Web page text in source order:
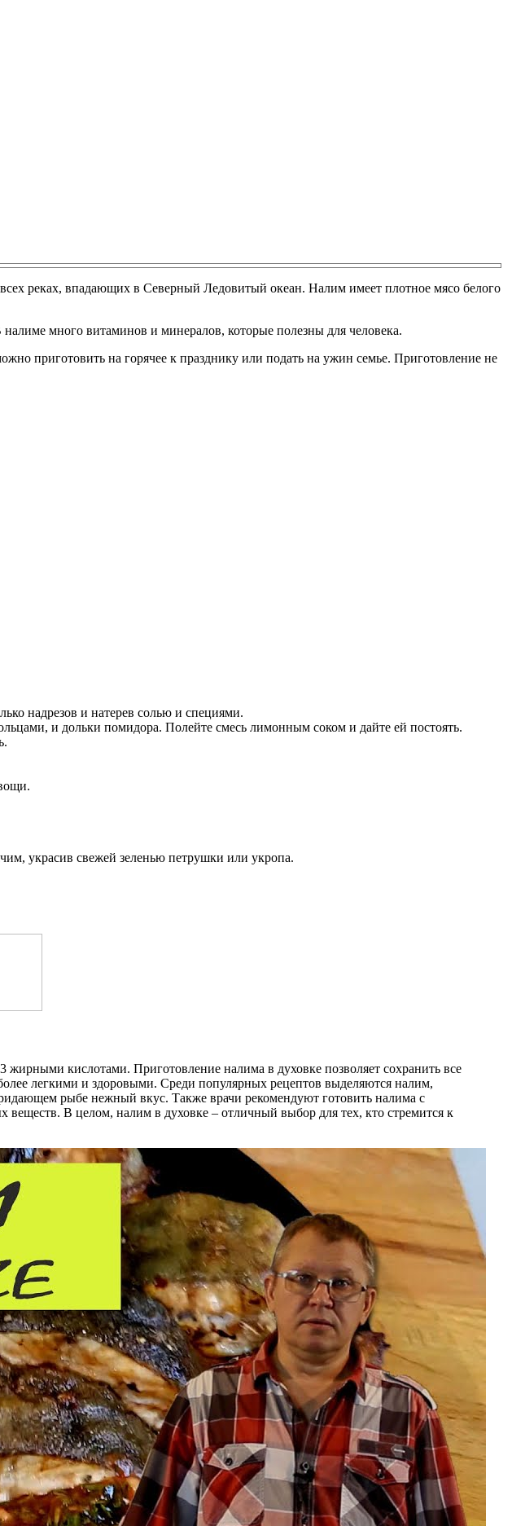
реках, впадающих в Северный Ледовитый океан. Налим имеет плотное мясо белого
много витаминов и минералов, которые полезны для человека.
приготовить на горячее к празднику или подать на ужин семье. Приготовление не
надрезов и натерев солью и специями.
и дольки помидора. Полейте смесь лимонным соком и дайте ей постоять.
украсив свежей зеленью петрушки или укропа.
жирными кислотами. Приготовление налима в духовке позволяет сохранить все
легкими и здоровыми. Среди популярных рецептов выделяются налим,
рыбе нежный вкус. Также врачи рекомендуют готовить налима с
В целом, налим в духовке – отличный выбор для тех, кто стремится к